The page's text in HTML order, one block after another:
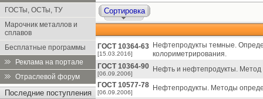
ГОСТы, ОСТы, ТУ
Марочник металлов и
сплавов
Бесплатные программы
Реклама на портале
Отраслевой форум
Последние поступления
Сортировка
ГОСТ 10364-63
[15.03.2016]
Нефтепродукты темные.
колориметрирования.
ГОСТ 10364-90
[06.09.2006]
Нефть и нефтепродукты.
ГОСТ 10577-78
[06.09.2006]
Нефтепродукты. Методы